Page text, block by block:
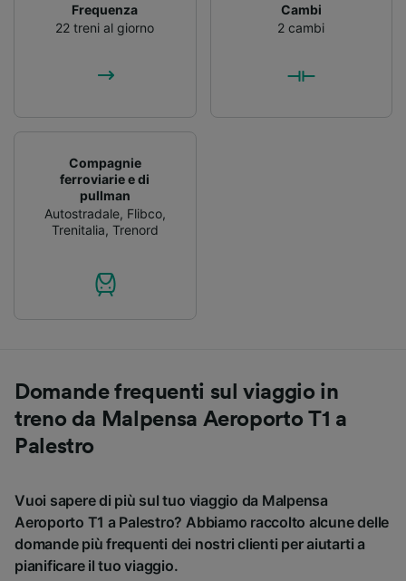
Frequenza
22 treni al giorno
Cambi
2 cambi
Compagnie
ferroviarie e di
pullman
Autostradale, Flibco,
Trenitalia, Trenord
Domande frequenti sul viaggio in
treno da Malpensa Aeroporto T1 a
Palestro
Vuoi sapere di più sul tuo viaggio da Malpensa
Aeroporto T1 a Palestro? Abbiamo raccolto alcune delle
domande più frequenti dei nostri clienti per aiutarti a
pianificare il tuo viaggio.